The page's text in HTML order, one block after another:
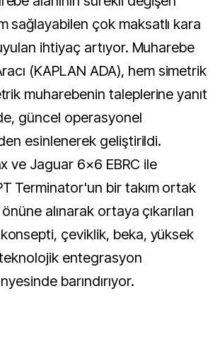
sağlayabilen çok maksatlı kara
ihtiyaç artıyor. Muharebe
(KAPLAN ADA), hem simetrik
muharebenin taleplerine yanıt
güncel operasyonel
esinlenerek geliştirildi.
ve Jaguar 6×6 EBRC ile
Terminator'un bir takım ortak
alınarak ortaya çıkarılan
çeviklik, beka, yüksek
entegrasyon
barındırıyor.